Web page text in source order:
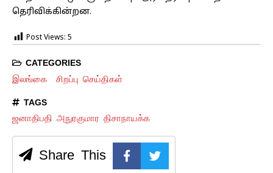
தெரிவிக்கின்றன.
Post Views: 5
CATEGORIES
இலங்கை சிறப்பு செய்திகள்
TAGS
ஜனாதிபதி அநுரகுமார திசாநாயக்க
Share This